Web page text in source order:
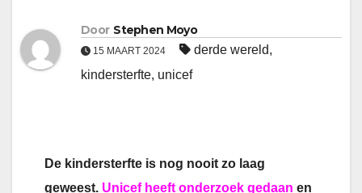
Door Stephen Moyo
15 MAART 2024 derde wereld,
kindersterfte, unicef
De kindersterfte is nog nooit zo laag
geweest. Unicef heeft onderzoek gedaan en